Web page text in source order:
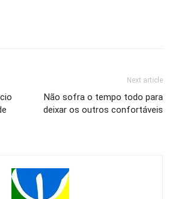
Next article
Não sofra o tempo todo para
deixar os outros confortáveis